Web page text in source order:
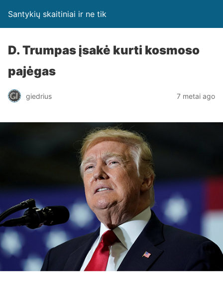
Santykių skaitiniai ir ne tik
D. Trumpas įsakė kurti kosmoso
pajėgas
giedrius 7 metai ago